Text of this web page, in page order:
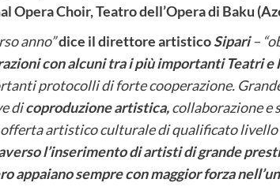
Opera Choir, Teatro dell’Opera di Baku
anno”dice il direttore artisticoSipari–
con alcuni tra i più importanti Teatri e
protocolli di forte cooperazione.
dicoproduzione artistica,collaborazione e
artistico culturale di qualificato
l’inserimento di artisti di grande
appaiano sempre con maggior forza